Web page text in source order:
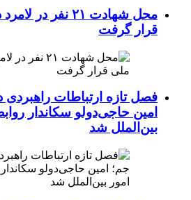
محل شهادت ۲۱ نفر
قرار گرفت
فصل تازه ارتباطات
امین حاجی‌دولو سکاندار
بین‌الملل شد